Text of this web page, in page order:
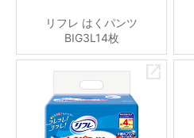
リフレ はくパンツ
BIG3L14枚